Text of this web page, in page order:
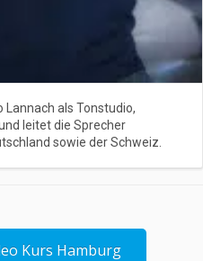
Lannach als Tonstudio,
leitet die Sprecher
sowie der Schweiz.
Kurs Hamburg